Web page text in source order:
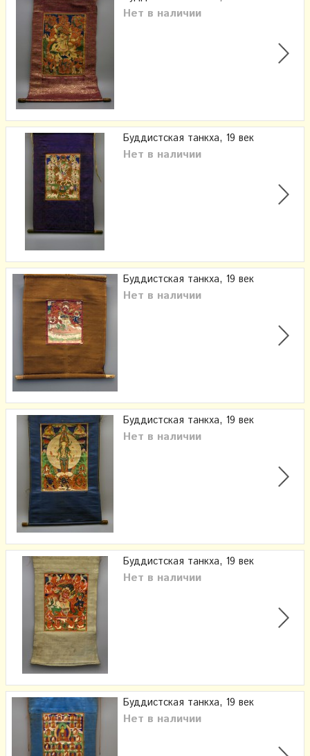
Нет в наличии
Буддистская танкха, 19 век
Нет в наличии
Буддистская танкха, 19 век
Нет в наличии
Буддистская танкха, 19 век
Нет в наличии
Буддистская танкха, 19 век
Нет в наличии
Буддистская танкха, 19 век
Нет в наличии